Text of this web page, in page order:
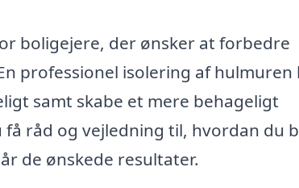
boligejere, der ønsker at forbedre
professionel isolering af hulmuren
samt skabe et mere behageligt
råd og vejledning til, hvordan du
de ønskede resultater.